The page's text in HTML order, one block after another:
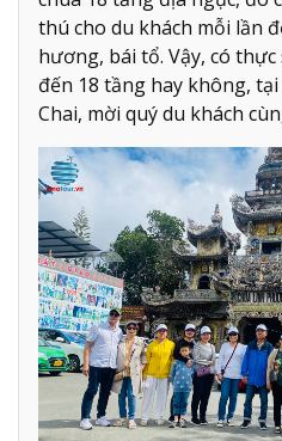
thú cho du khách mỗi lần
hương, bái tổ. Vậy, có
đến 18 tầng hay không,
Chai, mời quý du khách